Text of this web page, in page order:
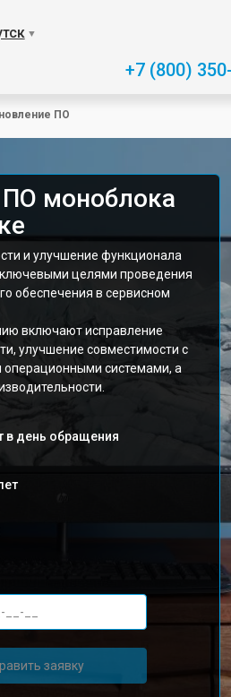
▼
+7 (800)
ПО
моноблока
и улучшение функционала
целями проведения
обеспечения в сервисном
включают исправление
улучшение совместимости с
системами, а
в день обращения
заявку